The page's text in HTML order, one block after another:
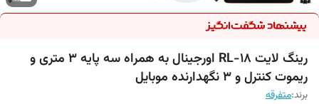
رینگ لایت RL-18 اورجینال به همراه سه پایه 3 متری و
ریموت کنترل و 3 نگهدارنده موبایل
برند:متفرقه